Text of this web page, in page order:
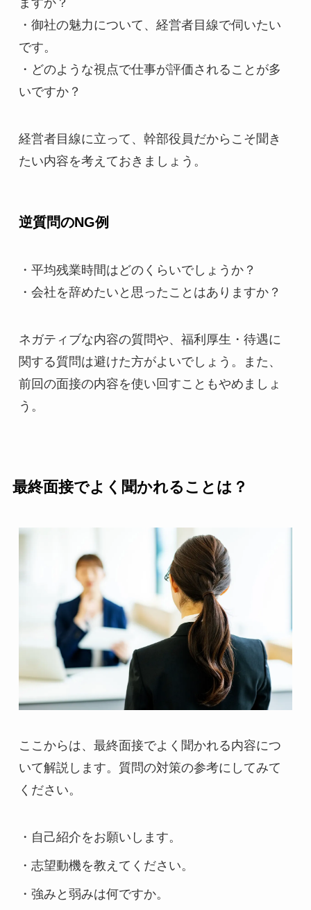
・御社の魅力について、経営者目線で伺いたい
です。
・どのような視点で仕事が評価されることが多
いですか？
経営者目線に立って、幹部役員だからこそ聞き
たい内容を考えておきましょう。
逆質問のNG例
・平均残業時間はどのくらいでしょうか？
・会社を辞めたいと思ったことはありますか？
ネガティブな内容の質問や、福利厚生・待遇に
関する質問は避けた方がよいでしょう。また、
前回の面接の内容を使い回すこともやめましょ
う。
最終面接でよく聞かれることは？
ここからは、最終面接でよく聞かれる内容につ
いて解説します。質問の対策の参考にしてみて
ください。
・自己紹介をお願いします。
・志望動機を教えてください。
・強みと弱みは何ですか。